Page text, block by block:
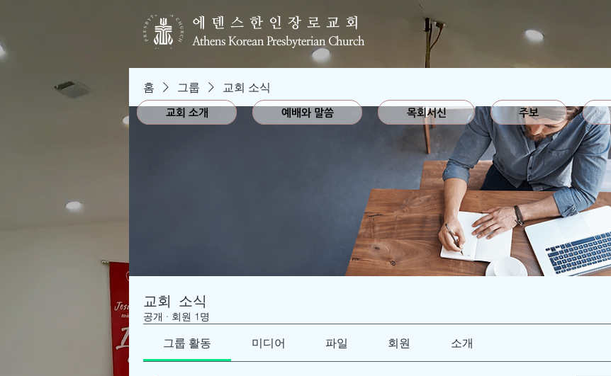
에덴스한인장로교회
Athens Korean Presbyterian Church
홈 그룹 교회 소식
교회 소식
공개 · 회원 1명
그룹 활동 미디어 파일 회원 소개
교회 소개 예배와 말씀 목회서신 주보